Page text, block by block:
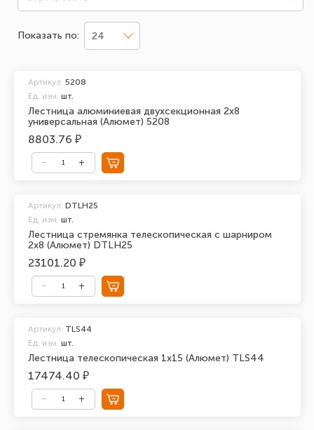
Показать по: 24
Лестница алюминиевая двухсекционная 2х8
универсальная (Алюмет) 5208
Артикул: 5208
Ед. изм. шт.
8803.76 ₽
Лестница стремянка телескопическая с шарниром
2х8 (Алюмет) DTLH25
Артикул: DTLH25
Ед. изм. шт.
23101.20 ₽
Лестница телескопическая 1х15 (Алюмет) TLS44
Артикул: TLS44
Ед. изм. шт.
17474.40 ₽